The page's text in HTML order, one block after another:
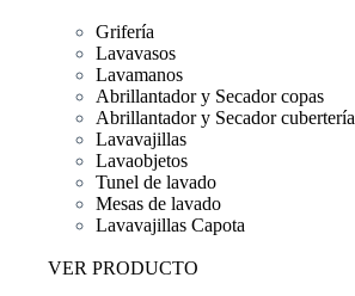
Grifería
Lavavasos
Lavamanos
Abrillantador y Secador copas
Abrillantador y Secador cubertería
Lavavajillas
Lavaobjetos
Tunel de lavado
Mesas de lavado
Lavavajillas Capota
VER PRODUCTO